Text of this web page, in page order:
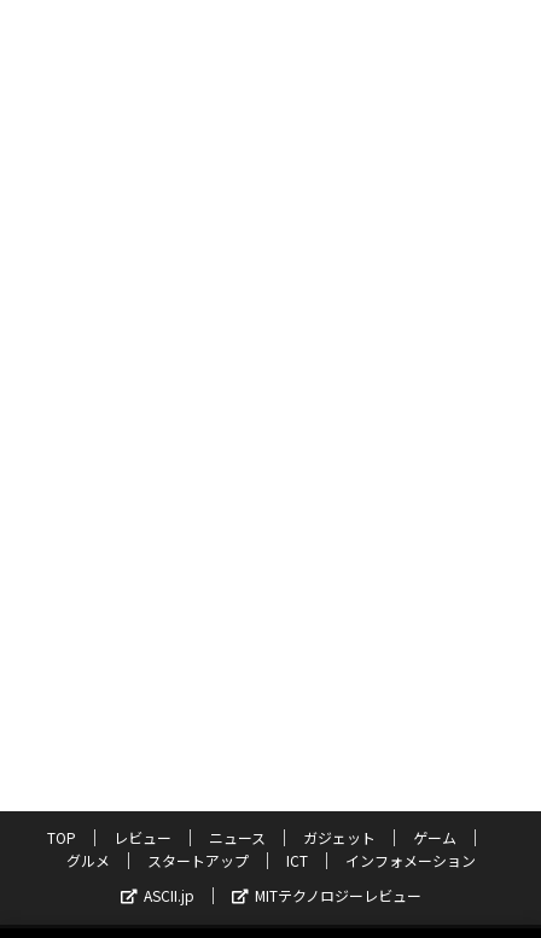
TOP レビュー ニュース ガジェット
ゲーム
グルメ
スタートアップ ICT
インフォメーション
ASCII.jp
MITテクノロジーレビュー